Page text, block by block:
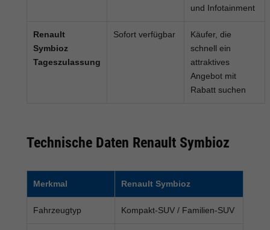
und Infotainment
Renault
Symbioz
Tageszulassung
Sofort verfügbar
Käufer, die
schnell ein
attraktives
Angebot mit
Rabatt suchen
Technische Daten Renault Symbioz
Merkmal Renault Symbioz
Fahrzeugtyp Kompakt-SUV / Familien-SUV